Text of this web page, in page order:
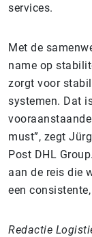
services.
Met de
name op
zorgt voor
systemen. Dat
must”, zegt
Post DHL
aan de reis die
een
Redactie